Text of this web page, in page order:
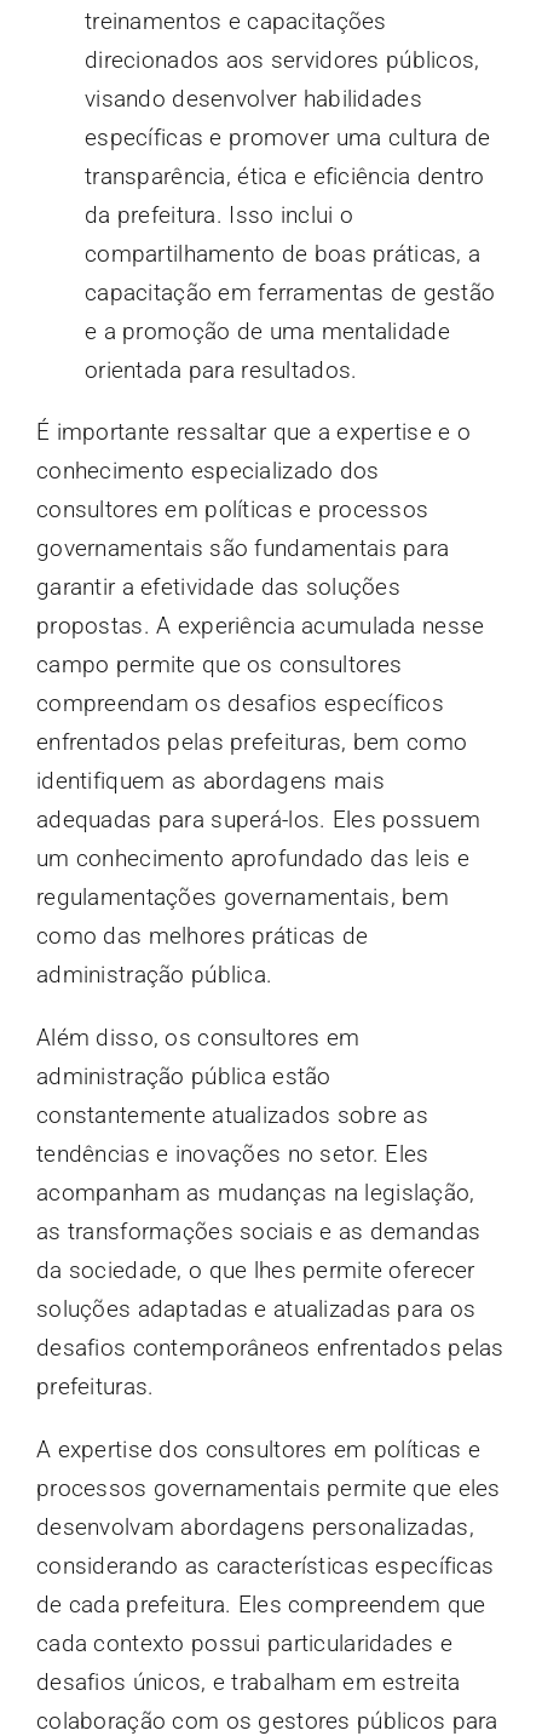
treinamentos e capacitações
direcionados aos servidores públicos,
visando desenvolver habilidades
específicas e promover uma cultura de
transparência, ética e eficiência dentro
da prefeitura. Isso inclui o
compartilhamento de boas práticas, a
capacitação em ferramentas de gestão
e a promoção de uma mentalidade
orientada para resultados.
É importante ressaltar que a expertise e o
conhecimento especializado dos
consultores em políticas e processos
governamentais são fundamentais para
garantir a efetividade das soluções
propostas. A experiência acumulada nesse
campo permite que os consultores
compreendam os desafios específicos
enfrentados pelas prefeituras, bem como
identifiquem as abordagens mais
adequadas para superá-los. Eles possuem
um conhecimento aprofundado das leis e
regulamentações governamentais, bem
como das melhores práticas de
administração pública.
Além disso, os consultores em
administração pública estão
constantemente atualizados sobre as
tendências e inovações no setor. Eles
acompanham as mudanças na legislação,
as transformações sociais e as demandas
da sociedade, o que lhes permite oferecer
soluções adaptadas e atualizadas para os
desafios contemporâneos enfrentados pelas
prefeituras.
A expertise dos consultores em políticas e
processos governamentais permite que eles
desenvolvam abordagens personalizadas,
considerando as características específicas
de cada prefeitura. Eles compreendem que
cada contexto possui particularidades e
desafios únicos, e trabalham em estreita
colaboração com os gestores públicos para